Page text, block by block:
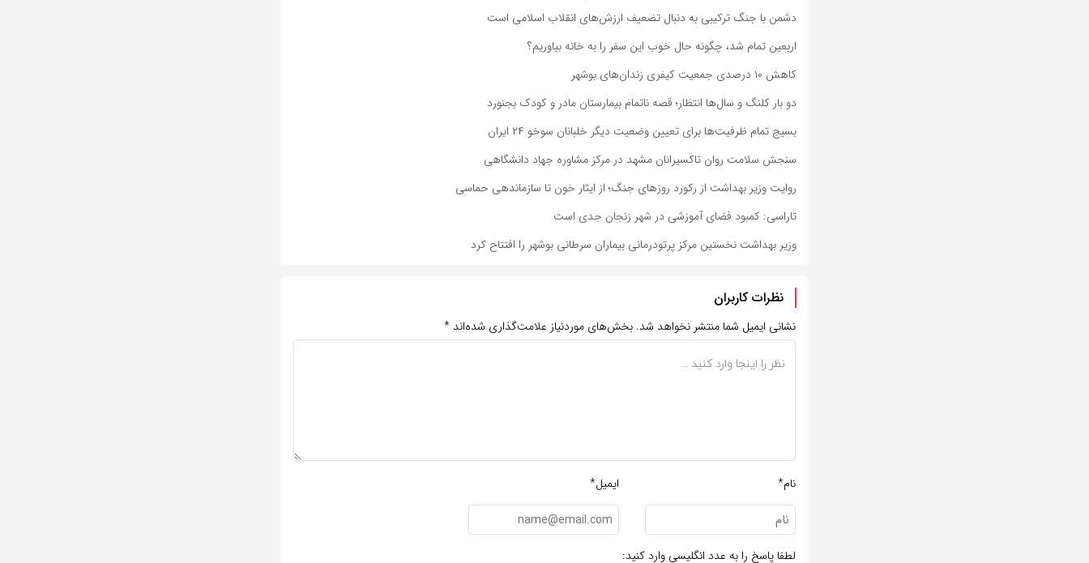
دشمن با جنگ ترکیبی به دنبال تضعیف ارزش‌های انقلاب اسلامی است
اربعین تمام شد، چگونه حال خوب این سفر را به خانه بیاوریم؟
کاهش ۱۰ درصدی جمعیت کیفری زندان‌های بوشهر
دو بار کلنگ و سال‌ها انتظار؛ قصه ناتمام بیمارستان مادر و کودک بجنورد
بسیج تمام ظرفیت‌ها برای تعیین وضعیت دیگر خلبانان سوخو ۲۴ ایران
سنجش سلامت روان تاکسیرانان مشهد در مرکز مشاوره جهاد دانشگاهی
روایت وزیر بهداشت از رکورد روزهای جنگ؛ از ایثار خون تا سازماندهی حماسی
تاراسی: کمبود فضای آموزشی در شهر زنجان جدی است
وزیر بهداشت نخستین مرکز پرتودرمانی بیماران سرطانی بوشهر را افتتاح کرد
نظرات کاربران
نشانی ایمیل شما منتشر نخواهد شد. بخش‌های موردنیاز علامت‌گذاری شده‌اند *
نام* ایمیل*
لطفا پاسخ را به عدد انگلیسی وارد کنید: